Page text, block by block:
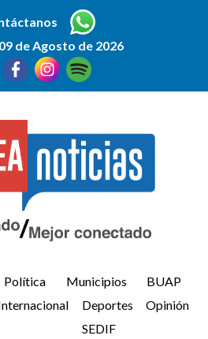
de Agosto de 2026
Política Municipios
BUAP
Deportes
Opinión
SEDIF